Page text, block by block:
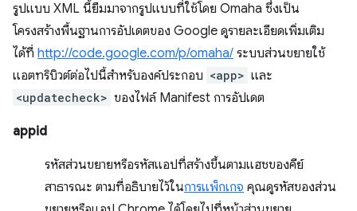
รูปแบบ XML นี้ยืมมาจากรูปแบบที่ใช้โดย Omaha ซึ่งเป็น
โครงสร้างพื้นฐานการอัปเดตของ Google ดูรายละเอียดเพิ่มเติม
ได้ที่ http://code.google.com/p/omaha/ ระบบส่วนขยายใช้
แอตทริบิวต์ต่อไปนี้สำหรับองค์ประกอบ <app> และ
<updatecheck> ของไฟล์ Manifest การอัปเดต
appid
รหัสส่วนขยายหรือรหัสแอปที่สร้างขึ้นตามแฮชของคีย์
สาธารณะ ตามที่อธิบายไว้ในการแพ็กเกจ คุณดูรหัสของส่วน